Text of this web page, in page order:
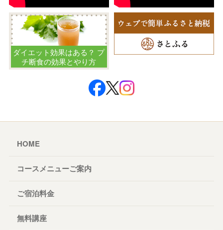
ダイエット効果はある？ プ
チ断食の効果とやり方
HOME
コースメニューご案内
ご宿泊料金
無料講座